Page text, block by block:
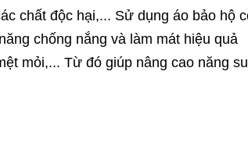
chất độc hại,... Sử dụng áo bảo hộ
chống nắng và làm mát hiệu quả
mỏi,... Từ đó giúp nâng cao năng